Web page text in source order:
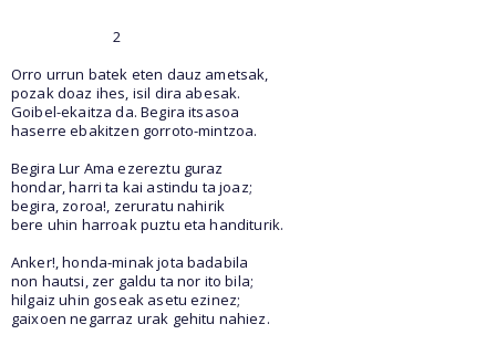
2
Orro urrun batek eten dauz ametsak,
pozak doaz ihes, isil dira abesak.
Goibel-ekaitza da. Begira itsasoa
haserre ebakitzen gorroto-mintzoa.
Begira Lur Ama ezereztu guraz
hondar, harri ta kai astindu ta joaz;
begira, zoroa!, zeruratu nahirik
bere uhin harroak puztu eta handiturik.
Anker!, honda-minak jota badabila
non hautsi, zer galdu ta nor ito bila;
hilgaiz uhin goseak asetu ezinez;
gaixoen negarraz urak gehitu nahiez.